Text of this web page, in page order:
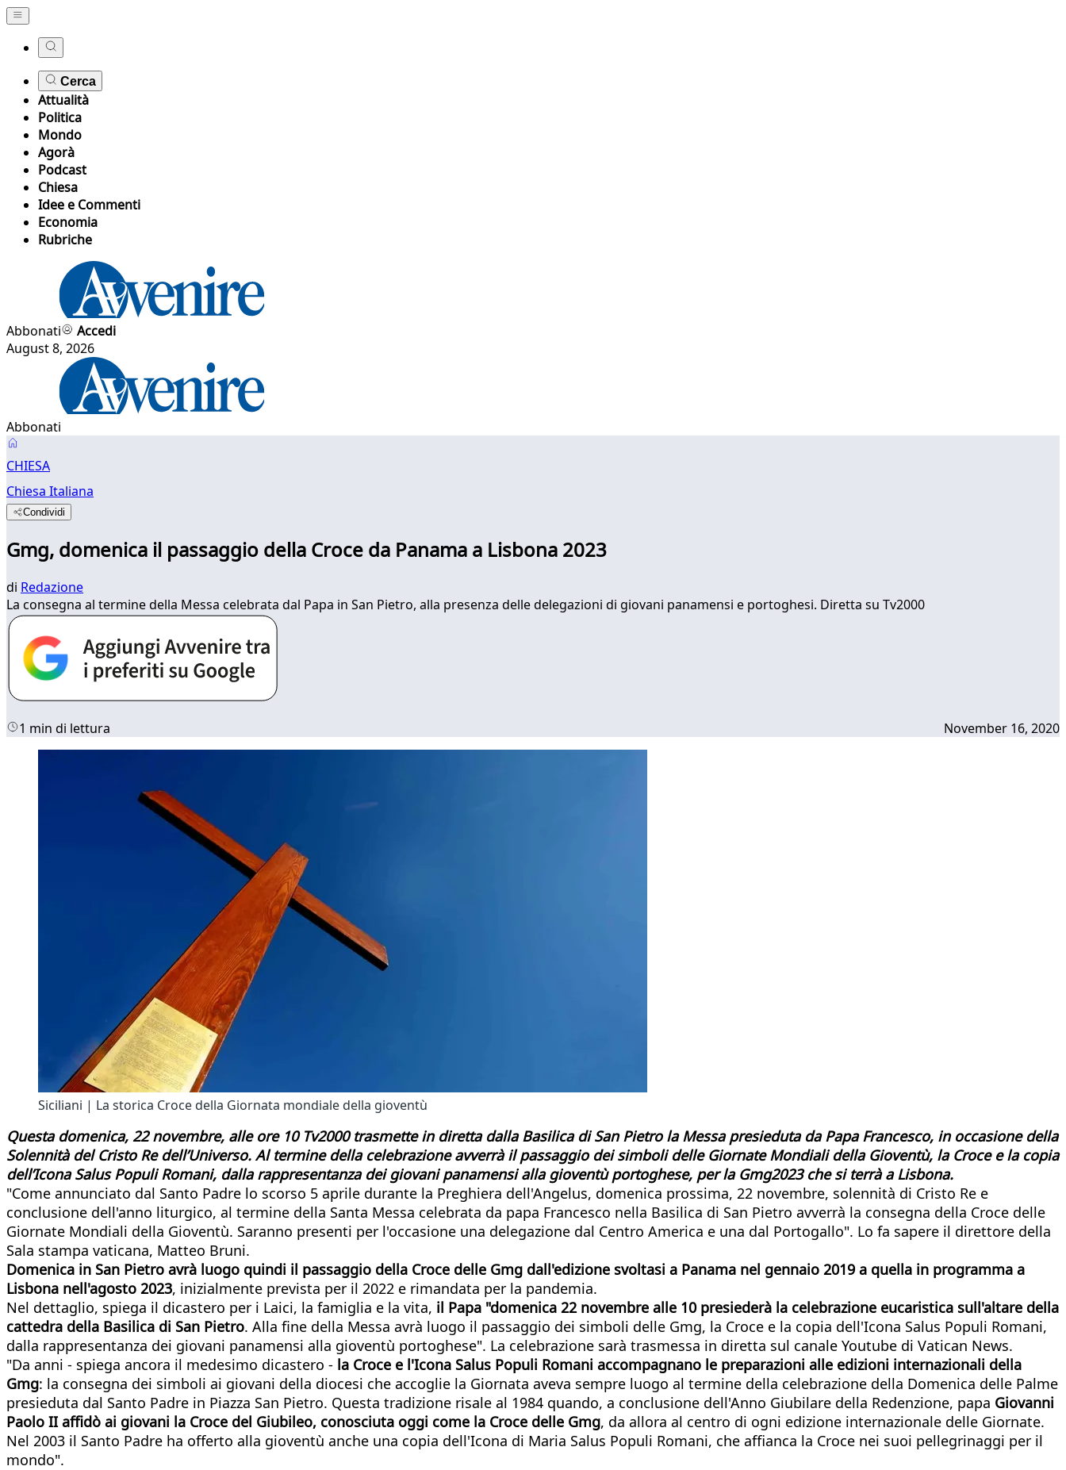
Cerca
Attualità
Politica
Mondo
Agorà
Podcast
Chiesa
Idee e Commenti
Economia
Rubriche
Abbonati
Accedi
August 8, 2026
Abbonati
CHIESA
Chiesa Italiana
Condividi
Gmg, domenica il passaggio della Croce da Panama a Lisbona 2023
di Redazione
La consegna al termine della Messa celebrata dal Papa in San Pietro, alla presenza delle delegazioni di giovani panamensi e portoghesi. Diretta su Tv2000
1 min di lettura November 16, 2020
Siciliani | La storica Croce della Giornata mondiale della gioventù
Questa domenica, 22 novembre, alle ore 10 Tv2000 trasmette in diretta dalla Basilica di San Pietro la Messa presieduta da Papa Francesco, in occasione della
Solennità del Cristo Re dell’Universo. Al termine della celebrazione avverrà il passaggio dei simboli delle Giornate Mondiali della Gioventù, la Croce e la copia
dell’Icona Salus Populi Romani, dalla rappresentanza dei giovani panamensi alla gioventù portoghese, per la Gmg2023 che si terrà a Lisbona.
"Come annunciato dal Santo Padre lo scorso 5 aprile durante la Preghiera dell'Angelus, domenica prossima, 22 novembre, solennità di Cristo Re e
conclusione dell'anno liturgico, al termine della Santa Messa celebrata da papa Francesco nella Basilica di San Pietro avverrà la consegna della Croce delle
Giornate Mondiali della Gioventù. Saranno presenti per l'occasione una delegazione dal Centro America e una dal Portogallo". Lo fa sapere il direttore della
Sala stampa vaticana, Matteo Bruni.
Domenica in San Pietro avrà luogo quindi il passaggio della Croce delle Gmg dall'edizione svoltasi a Panama nel gennaio 2019 a quella in programma a
Lisbona nell'agosto 2023, inizialmente prevista per il 2022 e rimandata per la pandemia.
Nel dettaglio, spiega il dicastero per i Laici, la famiglia e la vita, il Papa "domenica 22 novembre alle 10 presiederà la celebrazione eucaristica sull'altare della
cattedra della Basilica di San Pietro. Alla fine della Messa avrà luogo il passaggio dei simboli delle Gmg, la Croce e la copia dell'Icona Salus Populi Romani,
dalla rappresentanza dei giovani panamensi alla gioventù portoghese". La celebrazione sarà trasmessa in diretta sul canale Youtube di Vatican News.
"Da anni - spiega ancora il medesimo dicastero - la Croce e l'Icona Salus Populi Romani accompagnano le preparazioni alle edizioni internazionali della
Gmg: la consegna dei simboli ai giovani della diocesi che accoglie la Giornata aveva sempre luogo al termine della celebrazione della Domenica delle Palme
presieduta dal Santo Padre in Piazza San Pietro. Questa tradizione risale al 1984 quando, a conclusione dell'Anno Giubilare della Redenzione, papa Giovanni
Paolo II affidò ai giovani la Croce del Giubileo, conosciuta oggi come la Croce delle Gmg, da allora al centro di ogni edizione internazionale delle Giornate.
Nel 2003 il Santo Padre ha offerto alla gioventù anche una copia dell'Icona di Maria Salus Populi Romani, che affianca la Croce nei suoi pellegrinaggi per il
mondo".